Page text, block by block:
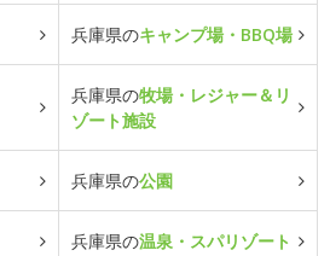
兵庫県のキャンプ場・BBQ場
兵庫県の牧場・レジャー＆リ
ゾート施設
兵庫県の公園
兵庫県の温泉・スパリゾート